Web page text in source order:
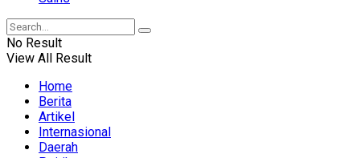
No Result
View All Result
Home
Berita
Artikel
Internasional
Daerah